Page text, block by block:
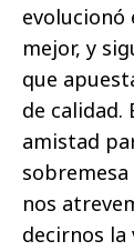
evolucionó
mejor, y
que
de calidad.
amistad
nos
decirnos la